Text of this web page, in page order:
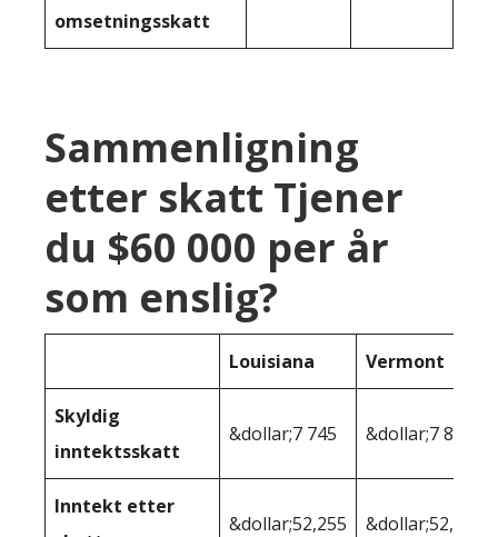
omsetningsskatt
Sammenligning
etter skatt Tjener
du $60 000 per år
som enslig?
Louisiana Vermont
Skyldig
inntektsskatt
&dollar;7 745 &dollar;7 891
Inntekt etter
&dollar;52,255 &dollar;52,109